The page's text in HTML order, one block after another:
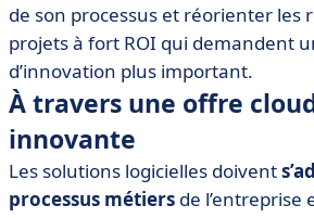
de son processus et réorienter les
projets à fort ROI qui demandent
d’innovation plus important.
À travers une offre
innovante
Les solutions logicielles doivent
processus métiers de l’entreprise